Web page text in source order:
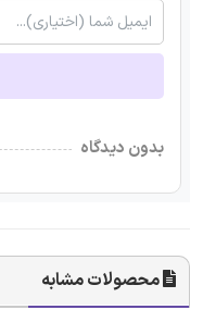
بدون دیدگاه
محصولات مشابه